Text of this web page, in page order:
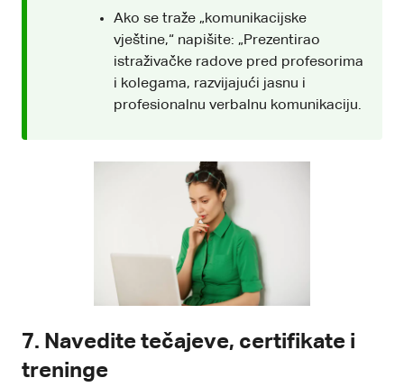
Ako se traže „komunikacijske
vještine,“ napišite: „Prezentirao
istraživačke radove pred profesorima
i kolegama, razvijajući jasnu i
profesionalnu verbalnu komunikaciju.
7. Navedite tečajeve, certifikate i
treninge